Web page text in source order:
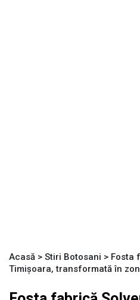
Acasă > Stiri Botosani > Fosta
Timișoara, transformată în